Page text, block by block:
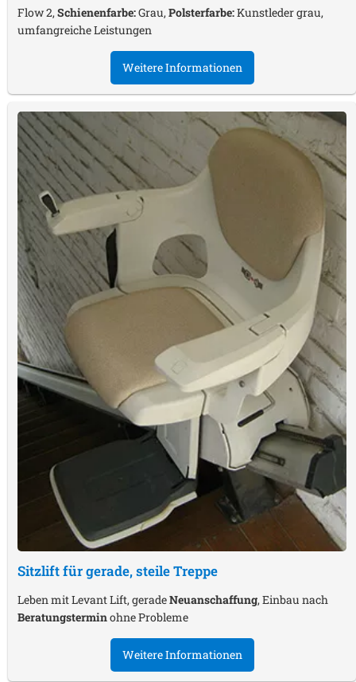
Flow 2,Schienenfarbe:Grau,Polsterfarbe:Kunstleder grau,
umfangreiche Leistungen
Weitere Informationen
Sitzlift für gerade, steile Treppe
Leben mit Levant Lift, geradeNeuanschaffung, Einbau nach
Beratungsterminohne Probleme
Weitere Informationen